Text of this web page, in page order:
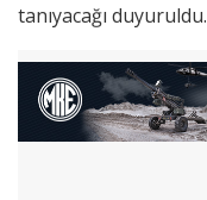
tanıyacağı duyuruldu.